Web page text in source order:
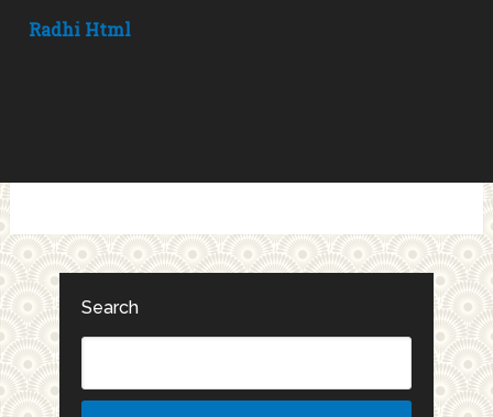
Radhi Html
Search